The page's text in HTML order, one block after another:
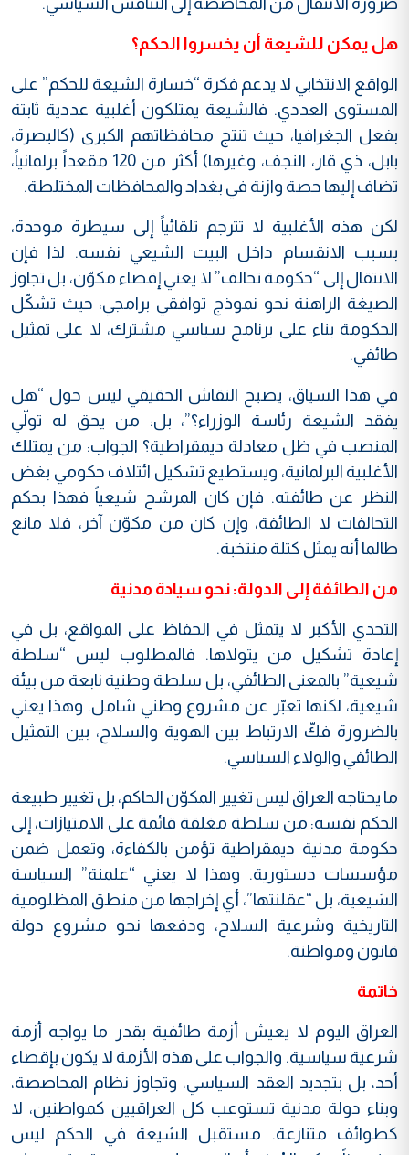
هل يمكن للشيعة أن يخسروا الحكم؟
الواقع الانتخابي لا يدعم فكرة “خسارة الشيعة للحكم” على
المستوى العددي. فالشيعة يمتلكون أغلبية عددية ثابتة
بفعل الجغرافيا، حيث تنتج محافظاتهم الكبرى (كالبصرة،
بابل، ذي قار، النجف، وغيرها) أكثر من 120 مقعداً برلمانياً،
تضاف إليها حصة وازنة في بغداد والمحافظات المختلطة.
لكن هذه الأغلبية لا تترجم تلقائياً إلى سيطرة موحدة،
بسبب الانقسام داخل البيت الشيعي نفسه. لذا فإن
الانتقال إلى “حكومة تحالف” لا يعني إقصاء مكوّن، بل تجاوز
الصيغة الراهنة نحو نموذج توافقي برامجي، حيث تشكّل
الحكومة بناء على برنامج سياسي مشترك، لا على تمثيل
طائفي.
في هذا السياق، يصبح النقاش الحقيقي ليس حول “هل
يفقد الشيعة رئاسة الوزراء؟”، بل: من يحق له تولّي
المنصب في ظل معادلة ديمقراطية؟ الجواب: من يمتلك
الأغلبية البرلمانية، ويستطيع تشكيل ائتلاف حكومي بغض
النظر عن طائفته. فإن كان المرشح شيعياً فهذا بحكم
التحالفات لا الطائفة، وإن كان من مكوّن آخر، فلا مانع
طالما أنه يمثل كتلة منتخبة.
من الطائفة إلى الدولة: نحو سيادة مدنية
التحدي الأكبر لا يتمثل في الحفاظ على المواقع، بل في
إعادة تشكيل من يتولاها. فالمطلوب ليس “سلطة
شيعية” بالمعنى الطائفي، بل سلطة وطنية نابعة من بيئة
شيعية، لكنها تعبّر عن مشروع وطني شامل. وهذا يعني
بالضرورة فكّ الارتباط بين الهوية والسلاح، بين التمثيل
الطائفي والولاء السياسي.
ما يحتاجه العراق ليس تغيير المكوّن الحاكم، بل تغيير طبيعة
الحكم نفسه: من سلطة مغلقة قائمة على الامتيازات، إلى
حكومة مدنية ديمقراطية تؤمن بالكفاءة، وتعمل ضمن
مؤسسات دستورية. وهذا لا يعني “علمنة” السياسة
الشيعية، بل “عقلنتها”، أي إخراجها من منطق المظلومية
التاريخية وشرعية السلاح، ودفعها نحو مشروع دولة
قانون ومواطنة.
خاتمة
العراق اليوم لا يعيش أزمة طائفية بقدر ما يواجه أزمة
شرعية سياسية. والجواب على هذه الأزمة لا يكون بإقصاء
أحد، بل بتجديد العقد السياسي، وتجاوز نظام المحاصصة،
وبناء دولة مدنية تستوعب كل العراقيين كمواطنين، لا
كطوائف متنازعة. مستقبل الشيعة في الحكم ليس